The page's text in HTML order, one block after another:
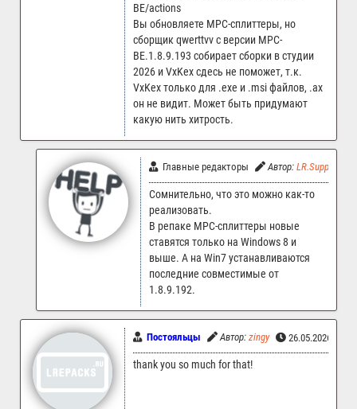
BE/actions
Вы обновляете MPC-сплиттеры, но
сборщик qwerttvv с версии MPC-
BE.1.8.9.193 собирает сборки в студии
2026 и VxKex сдесь не поможет, т.к.
VxKex только для .exe и .msi файлов, .ax
он не видит. Может быть придумают
какую нить хитрость.
Главные редакторы Автор: LR.Support
Сомнительно, что это можно как-то
реализовать.
В репаке MPC-сплиттеры новые
ставятся только на Windows 8 и
выше. А на Win7 устанавливаются
последние совместимые от
1.8.9.192.
Постояльцы Автор: zingy 26.05.2026
thank you so much for that!